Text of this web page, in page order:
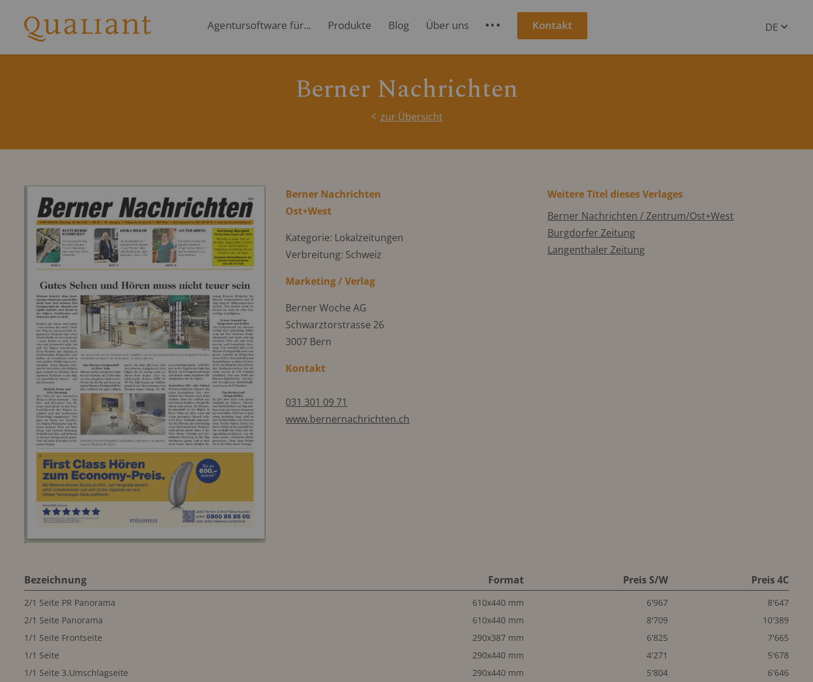
Agentursoftware für... Produkte Blog Über uns S Kontakt
DE
Berner Nachrichten
zur Übersicht
Berner Nachrichten
Ost+West
Kategorie: Lokalzeitungen
Verbreitung: Schweiz
Marketing / Verlag
Berner Woche AG
Schwarztorstrasse 26
3007 Bern
Kontakt
031 301 09 71
www.bernernachrichten.ch
Weitere Titel dieses Verlages
Berner Nachrichten / Zentrum/Ost+West
Burgdorfer Zeitung
Langenthaler Zeitung
Bezeichnung Format Preis S/W Preis 4C
2/1 Seite PR Panorama 610x440 mm 6'967
8'647
2/1 Seite Panorama
610x440 mm 8'709
10'389
1/1 Seite Frontseite
290x387 mm 6'825
7'665
1/1 Seite
290x440 mm 4'271
5'678
1/1 Seite 3.Umschlagseite
290x440 mm 5'804
6'646